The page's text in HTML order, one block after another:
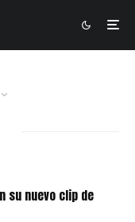
su nuevo clip de